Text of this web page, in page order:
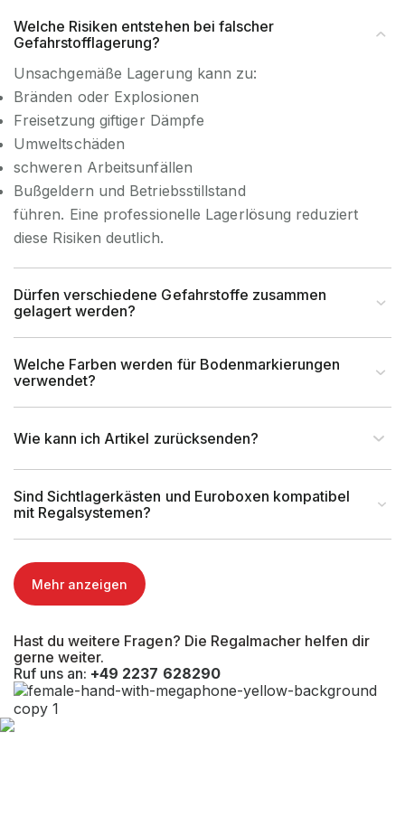
Hast du weitere Fragen? Die Regalmacher helfen dir
gerne weiter.
Ruf uns an: +49 2237 628290
Welche Risiken entstehen bei falscher
Gefahrstofflagerung?
Unsachgemäße Lagerung kann zu:
Bränden oder Explosionen
Freisetzung giftiger Dämpfe
Umweltschäden
schweren Arbeitsunfällen
Bußgeldern und Betriebsstillstand
führen. Eine professionelle Lagerlösung reduziert
diese Risiken deutlich.
Dürfen verschiedene Gefahrstoffe zusammen
gelagert werden?
Welche Farben werden für Bodenmarkierungen
verwendet?
Wie kann ich Artikel zurücksenden?
Sind Sichtlagerkästen und Euroboxen kompatibel
mit Regalsystemen?
Mehr anzeigen